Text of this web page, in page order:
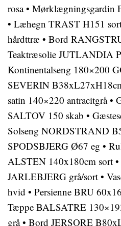
rosa• Mørklægningsgardin
• Læhegn TRAST H151
hårdttræ • Bord
Teaktræsolie JUTLANDIA
Kontinentalseng 180×200
SEVERIN
satin 140×220 antracitgrå•
SALTOV 150 skab •
Solseng NORDSTRAND
SPODSBJERG Ø67 eg •
ALSTEN 140x180cm sort •
JARLEBJERG grå/sort •
hvid • Persienne BRU
Tæppe BALSATRE
grå• Bord JERSORE